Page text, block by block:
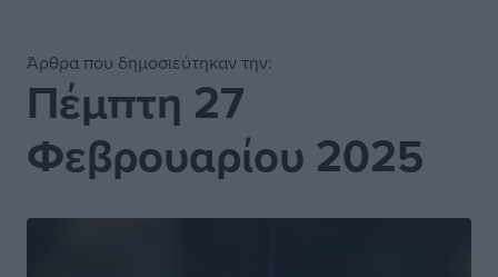
Άρθρα που δημοσιεύτηκαν την:
Πέμπτη 27
Φεβρουαρίου 2025